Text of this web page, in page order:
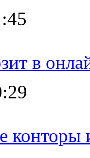
в
конторы